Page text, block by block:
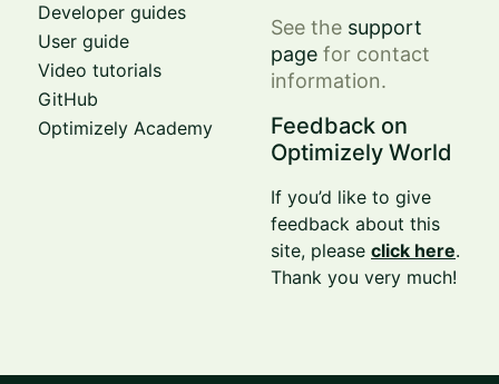
Developer guides
User guide
Video tutorials
GitHub
Optimizely Academy
See the support
page for contact
information.
Feedback on
Optimizely World
If you’d like to give
feedback about this
site, pleaseclick here.
Thank you very much!